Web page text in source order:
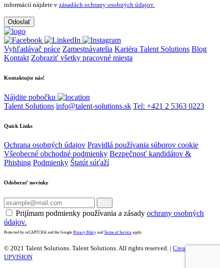
informácií nájdete v zásadách ochrany osobných údajov.
Vyhľadávač práce Zamestnávatelia Kariéra Talent Solutions Blog
Kontakt Zobraziť všetky pracovné miesta
Kontaktujte nás!
Nájdite pobočku
Talent Solutions info@talent-solutions.sk Tel: +421 2 5363 0223
Quick Links
Ochrana osobných údajov Pravidlá používania súborov cookie
Všeobecné obchodné podmienky Bezpečnosť kandidátov &
Phishing Podmienky Štatút súťaží
Odoberať novinky
Prijímam podmienky používania a zásady ochrany osobných
údajov.
Protected by reCAPTCHA and the Google Privacy Policy and Terms of Service apply.
© 2021 Talent Solutions. Talent Solutions.All rights reserved. | Created by
UPVISION